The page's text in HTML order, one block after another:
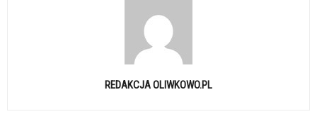
REDAKCJA OLIWKOWO.PL